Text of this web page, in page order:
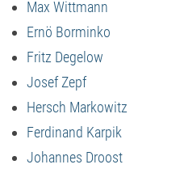
Max Wittmann
Ernö Borminko
Fritz Degelow
Josef Zepf
Hersch Markowitz
Ferdinand Karpik
Johannes Droost